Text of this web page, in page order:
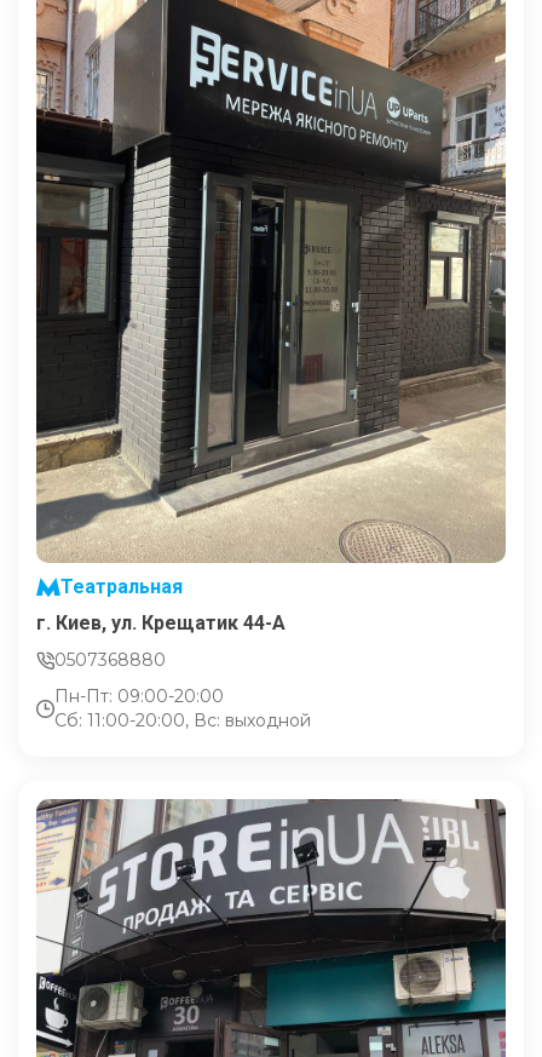
Театральная
г. Киев, ул. Крещатик 44-А
0507368880
Пн-Пт: 09:00-20:00
Сб: 11:00-20:00, Вс: выходной